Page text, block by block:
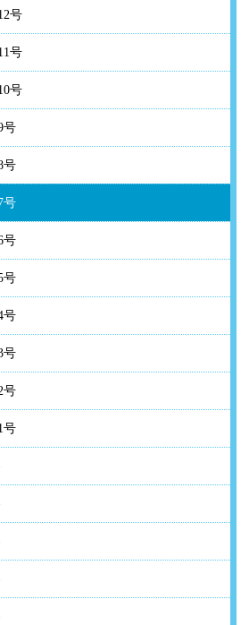
号
号
号
号
号
号
号
号
号
号
号
号